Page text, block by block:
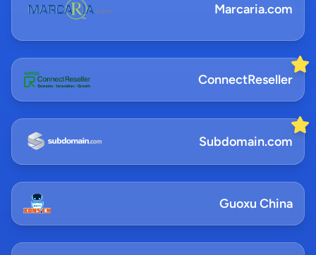
Marcaria.com
ConnectReseller
Subdomain.com
Guoxu China